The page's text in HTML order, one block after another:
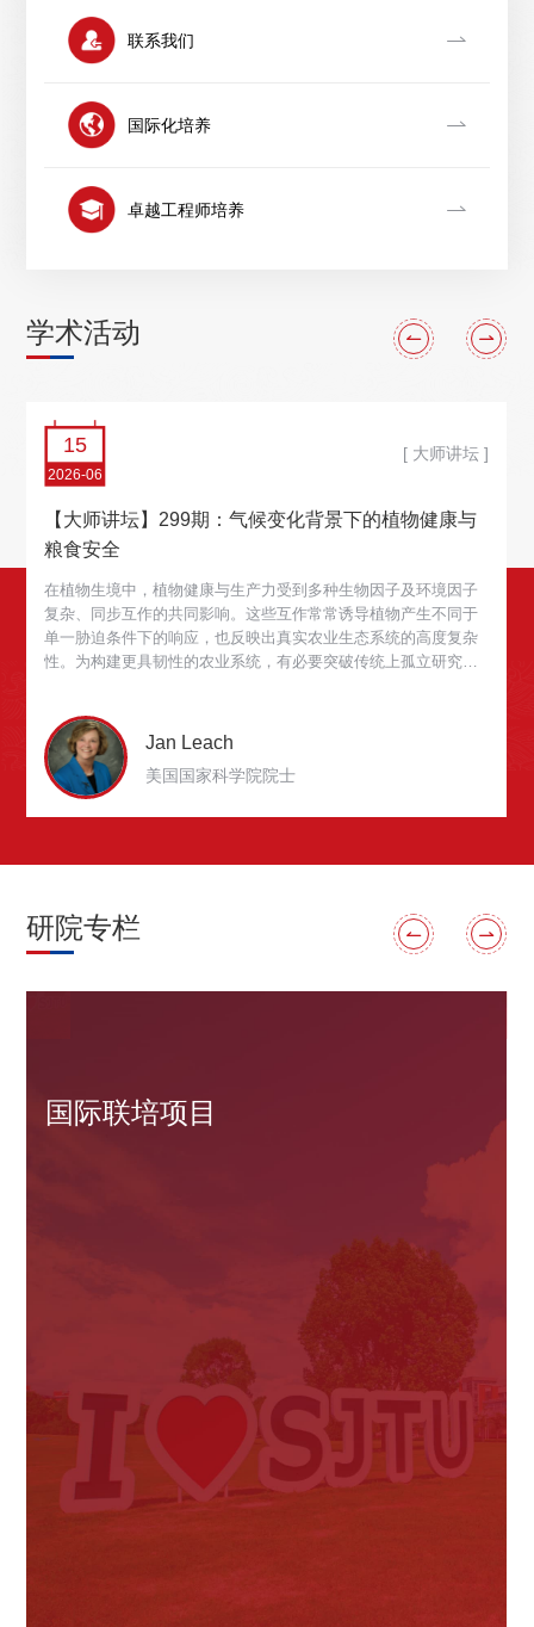
联系我们
国际化培养
卓越工程师培养
学术活动
15
2026-06
[ 大师讲坛 ]
【大师讲坛】299期：气候变化背景下的植物健康与
粮食安全
在植物生境中，植物健康与生产力受到多种生物因子及环境因子
复杂、同步互作的共同影响。这些互作常常诱导植物产生不同于
单一胁迫条件下的响应，也反映出真实农业生态系统的高度复杂
性。为构建更具韧性的农业系统，有必要突破传统上孤立研究单
的发展，需要采用系统性研究方法，深入认识植物、环境与微生
物互作的复杂机制。
Jan Leach
美国国家科学院院士
研院专栏
国际联培项目